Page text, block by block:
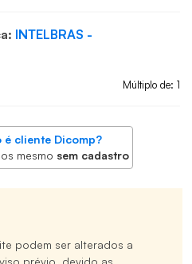
INTELBRAS -
Múltiplo de: 1
é cliente Dicomp?
mesmo sem cadastro
podem ser alterados a